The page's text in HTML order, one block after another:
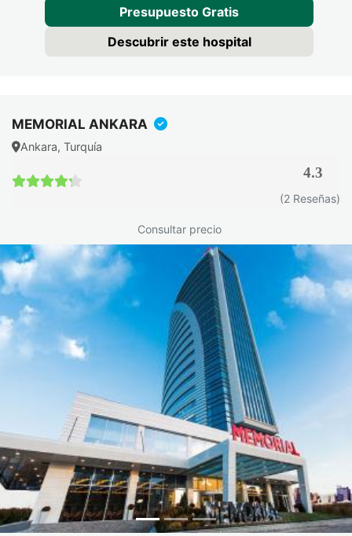
Presupuesto Gratis
Descubrir este hospital
MEMORIAL ANKARA
Ankara, Turquía
4.3
(2 Reseñas)
Consultar precio